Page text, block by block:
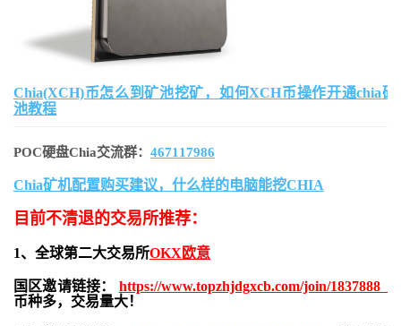
Chia(XCH)币怎么到矿池挖矿，如何XCH币操作开通chia矿
池教程
POC硬盘Chia交流群： 467117986
Chia矿机配置购买建议，什么样的电脑能挖CHIA
目前不清退的交易所推荐：
1、全球第二大交易所OKX欧意
国区邀请链接： https://www.topzhjdgxcb.com/join/1837888
币种多，交易量大！